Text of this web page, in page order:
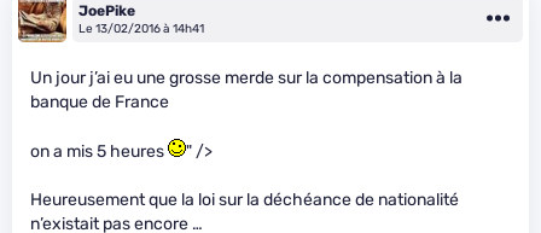
JoePike
Le 13/02/2016 à 14h41
Un jour j’ai eu une grosse merde sur la compensation à la
banque de France
on a mis 5 heures " />
Heureusement que la loi sur la déchéance de nationalité
n’existait pas encore …